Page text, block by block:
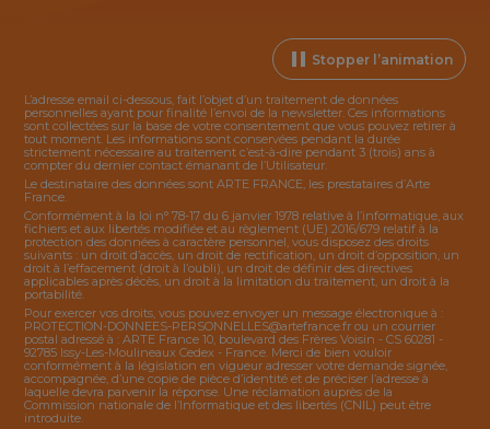
Stopper l’animation
L’adresse email ci-dessous, fait l’objet d’un traitement de données
personnelles ayant pour finalité l’envoi de la newsletter. Ces informations
sont collectées sur la base de votre consentement que vous pouvez retirer à
tout moment. Les informations sont conservées pendant la durée
strictement nécessaire au traitement c’est-à-dire pendant 3 (trois) ans à
compter du dernier contact émanant de l’Utilisateur.
Le destinataire des données sont ARTE FRANCE, les prestataires d’Arte
France.
Conformément à la loi n° 78-17 du 6 janvier 1978 relative à l’informatique, aux
fichiers et aux libertés modifiée et au règlement (UE) 2016/679 relatif à la
protection des données à caractère personnel, vous disposez des droits
suivants : un droit d’accès, un droit de rectification, un droit d’opposition, un
droit à l’effacement (droit à l’oubli), un droit de définir des directives
applicables après décès, un droit à la limitation du traitement, un droit à la
portabilité.
Pour exercer vos droits, vous pouvez envoyer un message électronique à :
PROTECTION-DONNEES-PERSONNELLES@artefrance.fr ou un courrier
postal adressé à : ARTE France 10, boulevard des Frères Voisin - CS 60281 -
92785 Issy-Les-Moulineaux Cedex - France. Merci de bien vouloir
conformément à la législation en vigueur adresser votre demande signée,
accompagnée, d’une copie de pièce d’identité et de préciser l’adresse à
laquelle devra parvenir la réponse. Une réclamation auprès de la
Commission nationale de l’Informatique et des libertés (CNIL) peut être
introduite.